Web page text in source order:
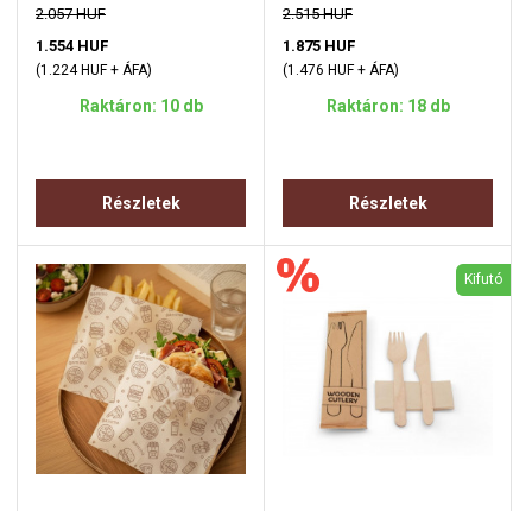
2.057 HUF
1.554 HUF
(1.224 HUF + ÁFA)
Raktáron: 10 db
Részletek
2.515 HUF
1.875 HUF
(1.476 HUF + ÁFA)
Raktáron: 18 db
Részletek
Kifutó